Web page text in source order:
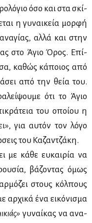
όσο και στα σκί­
η γυ­ναι­κεία μορ­φή
αλ­λά και στην
στο Άγιο Όρος. Επί­
κα­θώς κά­ποιος από
από την θεία του.
ότι το Άγιο
του οποί­ου η
για αυ­τόν τον λό­γο
του Κα­ζαν­τζά­κη.
με κά­θε ευ­και­ρία να
βά­ζο­ντας όμως
στους κόλ­πους
αρ­χι­κά ένα ει­κό­νι­σμα
γυ­ναί­κας να ανα­